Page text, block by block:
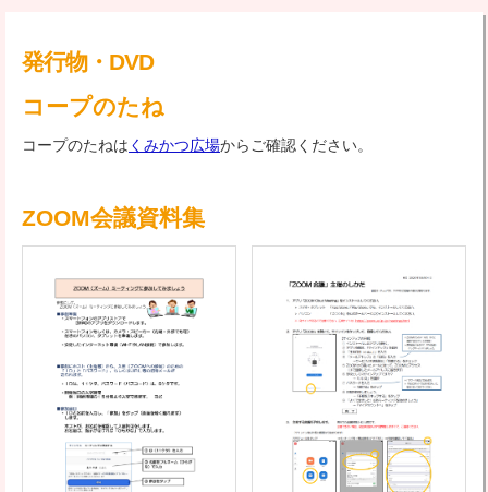
発行物・DVD
コープのたね
コープのたねは くみかつ広場からご確認ください。
ZOOM会議資料集